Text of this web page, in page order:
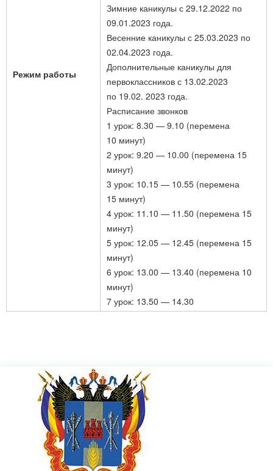
Режим работы
Зимние каникулы с 29.12.2022 по
09.01.2023 года.
Весенние каникулы с 25.03.2023 по
02.04.2023 года.
Дополнительные каникулы для
первоклассников с 13.02.2023
по 19.02. 2023 года.
Расписание звонков
1 урок: 8.30 — 9.10 (перемена
10 минут)
2 урок: 9.20 — 10.00 (перемена 15
минут)
3 урок: 10.15 — 10.55 (перемена
15 минут)
4 урок: 11.10 — 11.50 (перемена 15
минут)
5 урок: 12.05 — 12.45 (перемена 15
минут)
6 урок: 13.00 — 13.40 (перемена 10
минут)
7 урок: 13.50 — 14.30